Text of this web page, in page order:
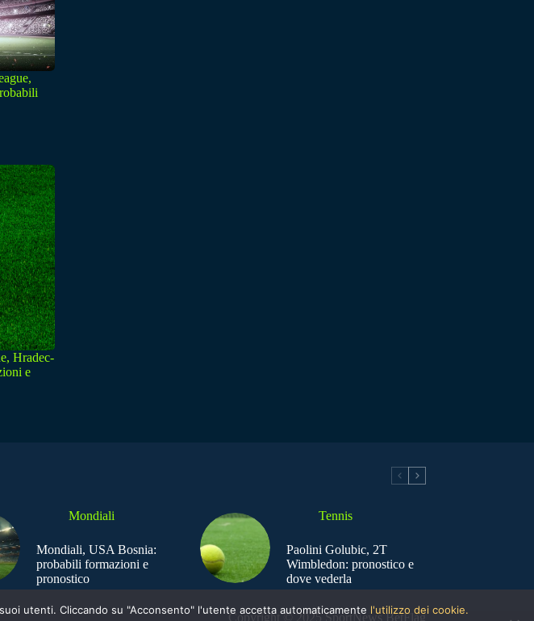
Hradec-
e
Mondiali
Mondiali, USA Bosnia:
probabili formazioni e
pronostico
Tennis
Paolini Golubic, 2T
Wimbledon: pronostico e
dove vederla
Copyright © 2025 SportNews BetFlag
utenti. Cliccando su "Acconsento" l'utente accetta automaticamente l'utilizzo dei cookie.